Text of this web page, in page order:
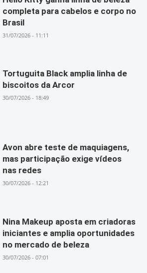
completa para cabelos e corpo no
Brasil
31/07/2026 - 11:11
Tortuguita Black amplia linha de
biscoitos da Arcor
30/07/2026 - 18:49
Avon abre teste de maquiagens,
mas participação exige vídeos
nas redes
30/07/2026 - 12:21
Nina Makeup aposta em criadoras
iniciantes e amplia oportunidades
no mercado de beleza
30/07/2026 - 07:01